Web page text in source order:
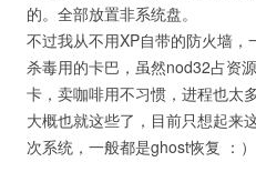
的。全部放置非系统盘。
不过我从不用XP自带的防火墙，
杀毒用的卡巴，虽然nod32占资
卡，卖咖啡用不习惯，进程也太多
大概也就这些了，目前只想起来
次系统，一般都是ghost恢复 ：）